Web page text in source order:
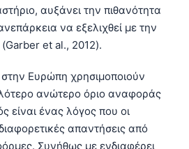
αυξάνει την πιθανότητα
να εξελιχθεί με την
et al., 2012).
Ευρώπη χρησιμοποιούν
ανώτερο όριο αναφοράς
είναι ένας λόγος που οι
απαντήσεις από
Συνήθως με ενδιαφέρει